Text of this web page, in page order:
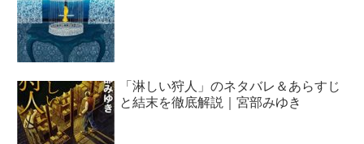
「淋しい狩人」のネタバレ＆あらすじ
と結末を徹底解説｜宮部みゆき